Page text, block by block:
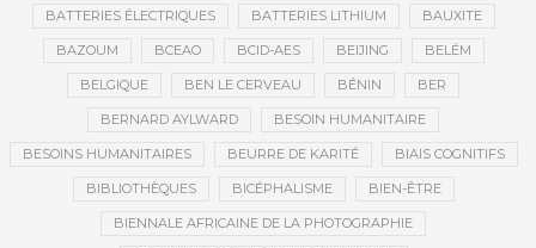
BATTERIES ÉLECTRIQUES BATTERIES LITHIUM BAUXITE
BAZOUM BCEAO BCID-AES BEIJING BELÉM
BELGIQUE BEN LE CERVEAU BÉNIN BER
BERNARD AYLWARD BESOIN HUMANITAIRE
BESOINS HUMANITAIRES BEURRE DE KARITÉ BIAIS COGNITIFS
BIBLIOTHÈQUES BICÉPHALISME BIEN-ÊTRE
BIENNALE AFRICAINE DE LA PHOTOGRAPHIE